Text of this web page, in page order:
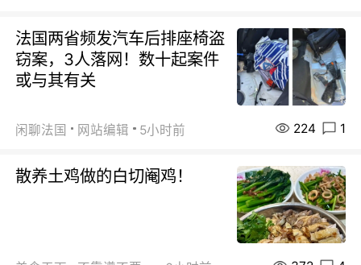
法国两省频发汽车后排座椅盗
窃案，3人落网！数十起案件
或与其有关
闲聊法国 网站编辑 5小时前 224 1
散养土鸡做的白切阉鸡！